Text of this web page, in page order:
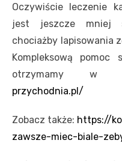
Oczywiście leczenie
jest jeszcze mniej
chociażby lapisowania
Kompleksową pomoc
otrzymamy w
przychodnia.pl/
Zobacz także: https://
zawsze-miec-biale-